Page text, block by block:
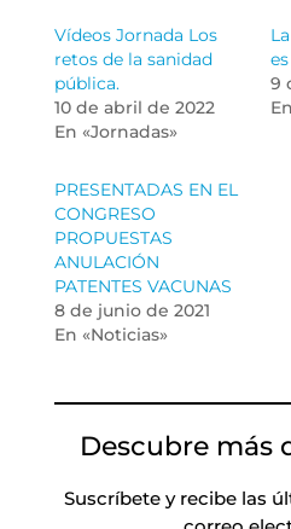
Vídeos Jornada Los
retos de la sanidad
pública.
10 de abril de 2022
En «Jornadas»
9
PRESENTADAS EN EL
CONGRESO
PROPUESTAS
ANULACIÓN
PATENTES VACUNAS
8 de junio de 2021
En «Noticias»
Descubre más
Suscríbete y recibe las